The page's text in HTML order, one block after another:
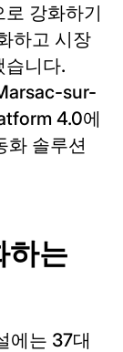
강화하기
하고 시장
습니다.
sur-
4.0에
화 솔루션
하는
에는 37대